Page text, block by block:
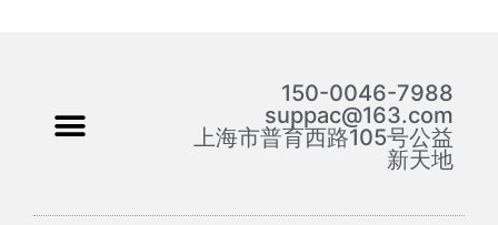
150-0046-7988
suppac@163.com
上海市普育西路105号公益
新天地